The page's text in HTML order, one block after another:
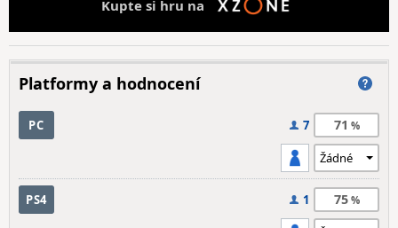
Kupte si hru na
Platformy a hodnocení
PC 7 71
PS4 1 75